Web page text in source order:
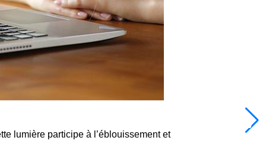
lumière participe à l’éblouissement et